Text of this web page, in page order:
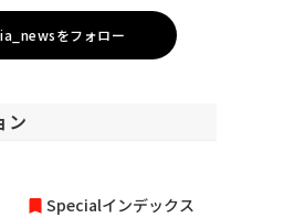
をフォロー
ン
Specialインデックス